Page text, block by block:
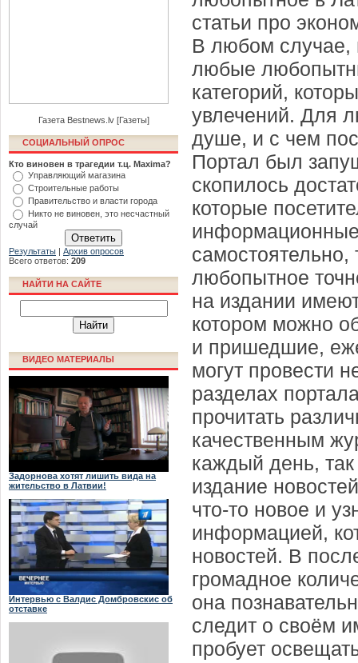
Газета Bestnews.lv [Газеты]
СОЦИАЛЬНЫЙ ОПРОС
Кто виновен в трагедии т.ц. Maxima?
Управляющий магазина
Строительные работы
Правительство и власти города
Никто не виновен, это несчастный
случай
Результаты | Архив опросов
Всего ответов: 209
НАЙТИ НА САЙТЕ
ВИДЕО МАТЕРИАЛЫ
Задорнова хотят лишить вида на
жительство в Латвии!
Интервью с Валдис Домбровскис об
отставке
статьи про
В любом случае,
любые
категорий,
увлечений. Для
душе, и с чем
Портал был
скопилось
которые
информационные
любопытное
на издании
котором можно
и пришедшие,
могут провести
разделах
прочитать
качественным
каждый день, так
издание
что-то новое и
информацией,
новостей. В
громадное
она
следит о своём
пробует